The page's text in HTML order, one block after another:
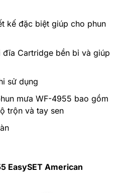
kế đặc biệt giúp cho phun
Cartridge bền bỉ và giúp
sử dụng
mưa WF-4955 bao gồm
trộn và tay sen
EasySET American